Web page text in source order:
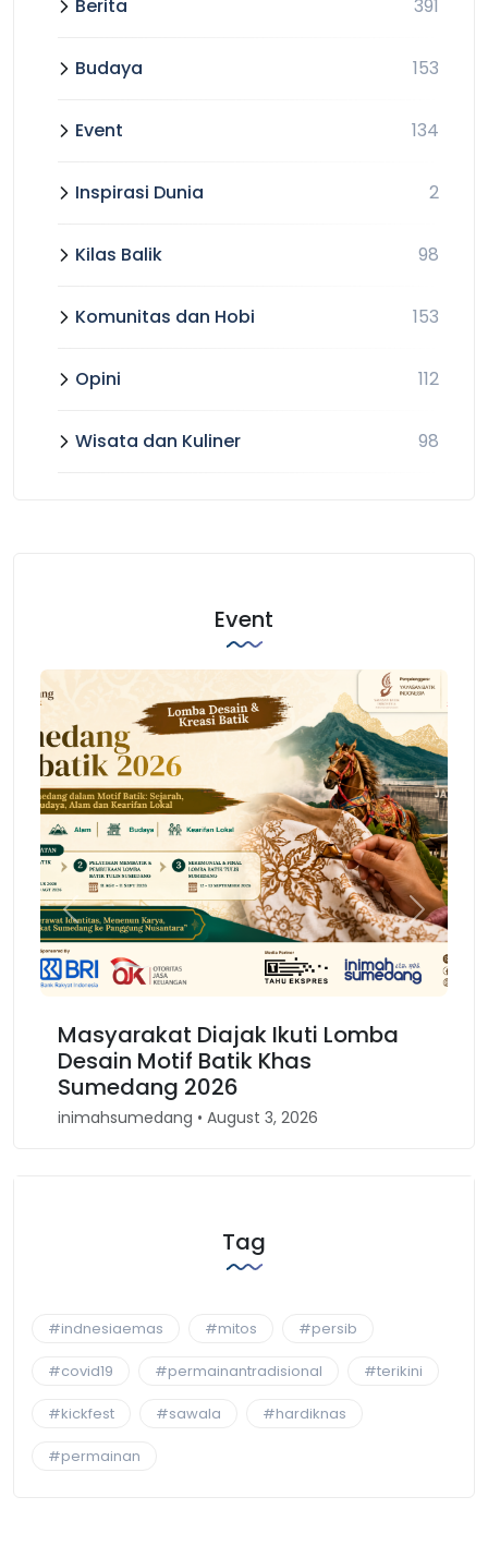
Berita 391
Budaya 153
Event 134
Inspirasi Dunia 2
Kilas Balik 98
Komunitas dan Hobi 153
Opini 112
Wisata dan Kuliner 98
Event
Diajak Ikuti Lomba
Motif Batik Khas
2026
• August 3, 2026
Karnaval
Previous Next
Tag
#indnesiaemas #mitos #persib
#covid19 #permainantradisional #terikini
#kickfest #sawala #hardiknas
#permainan